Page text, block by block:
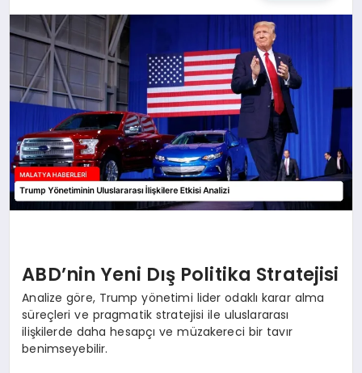
MAGAZIN
SAĞLIK
SIYASET
SPOR
ABD’nin Yeni Dış Politika Stratejisi
Analize göre, Trump yönetimi lider odaklı karar alma
süreçleri ve pragmatik stratejisi ile uluslararası
ilişkilerde daha hesapçı ve müzakereci bir tavır
benimseyebilir.